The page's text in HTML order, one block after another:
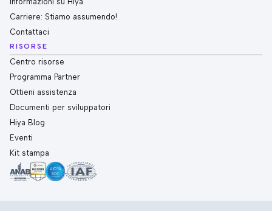
Carriere: Stiamo assumendo!
Contattaci
RISORSE
Centro risorse
Programma Partner
Ottieni assistenza
Documenti per sviluppatori
Hiya Blog
Eventi
Kit stampa